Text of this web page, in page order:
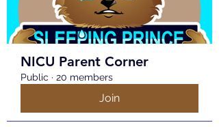
NICU Parent Corner
Public · 20 members
Join